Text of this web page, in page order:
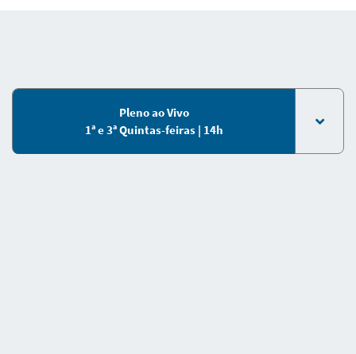
Pleno ao Vivo
1ª e 3ª Quintas-feiras | 14h